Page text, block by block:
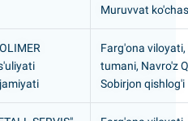
Muruvvat
Farg'ona viloyati,
tumani, Navro'z
Sobirjon qishlog'i